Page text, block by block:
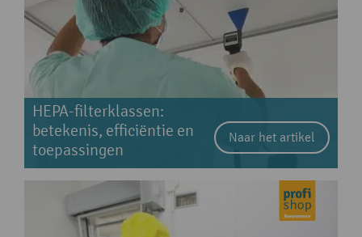
HEPA-filterklassen:
betekenis, efficiëntie en
toepassingen
Naar het artikel